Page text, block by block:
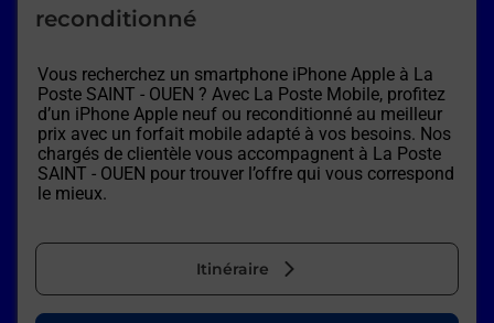
reconditionné
Vous recherchez un smartphone iPhone Apple à La
Poste SAINT - OUEN ? Avec La Poste Mobile, profitez
d’un iPhone Apple neuf ou reconditionné au meilleur
prix avec un forfait mobile adapté à vos besoins. Nos
chargés de clientèle vous accompagnent à La Poste
SAINT - OUEN pour trouver l’offre qui vous correspond
le mieux.
Itinéraire